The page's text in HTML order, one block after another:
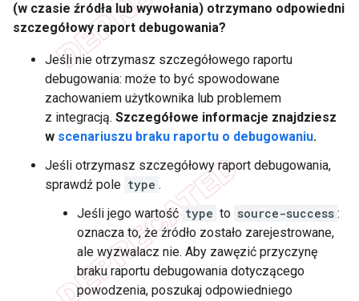
(w czasie źródła lub wywołania) otrzymano odpowiedni
szczegółowy raport debugowania?
Jeśli nie otrzymasz szczegółowego raportu
debugowania: może to być spowodowane
zachowaniem użytkownika lub problemem
z integracją. Szczegółowe informacje znajdziesz
w scenariuszu braku raportu o debugowaniu.
Jeśli otrzymasz szczegółowy raport debugowania,
sprawdź pole type .
Jeśli jego wartość type to source-success :
oznacza to, że źródło zostało zarejestrowane,
ale wyzwalacz nie. Aby zawęzić przyczynę
braku raportu debugowania dotyczącego
powodzenia, poszukaj odpowiedniego